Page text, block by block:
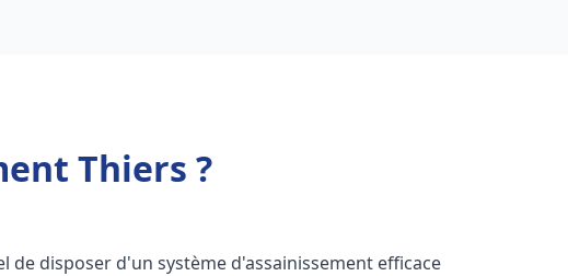
Thiers ?
de disposer d'un système d'assainissement efficace